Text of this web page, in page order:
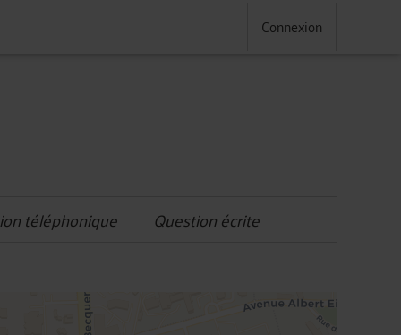
Connexion
téléphonique Question écrite